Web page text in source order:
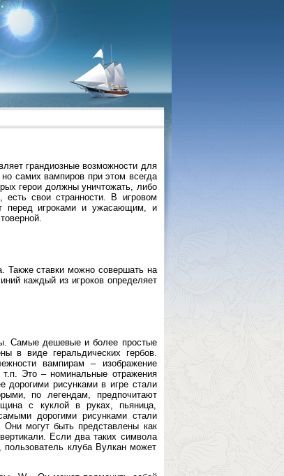
грандиозные возможности для
самих вампиров при этом всегда
герои должны уничтожать, либо
свои странности. В игровом
перед игроками и ужасающим, и
Также ставки можно совершать на
каждый из игроков определяет
Самые дешевые и более простые
в виде геральдических гербов.
вампирам – изображение
Это – номинальные отражения
дорогими рисунками в игре стали
по легендам, предпочитают
с куклой в руках, пьяница,
дорогими рисунками стали
могут быть представлены как
Если два таких символа
клуба Вулкан может